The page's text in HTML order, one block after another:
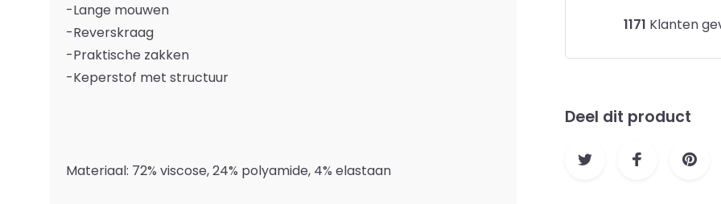
-Lange mouwen
-Reverskraag
-Praktische zakken
-Keperstof met structuur
Materiaal: 72% viscose, 24% polyamide, 4% elastaan
1171 Klanten
Deel dit product